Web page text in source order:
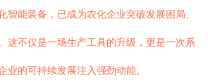
智能装备，已成为农化企业突破发展困局、
这不仅是一场生产工具的升级，更是一次系
业的可持续发展注入强劲动能。